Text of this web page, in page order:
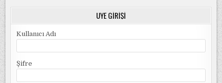
ÜYE GIRIŞI
Kullanıcı Adı
Şifre